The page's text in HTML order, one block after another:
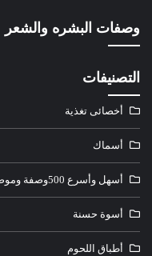
وصفات البشره والشعر
التصنيفات
أخصائى تغذية
أسماك
أسهل وأسرع 500وصفة وموضوع
أسوة حسنة
أطباق اللحوم